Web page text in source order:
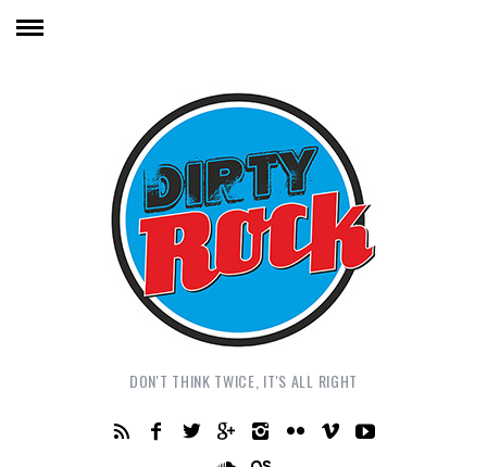
DON'T THINK TWICE, IT'S ALL RIGHT